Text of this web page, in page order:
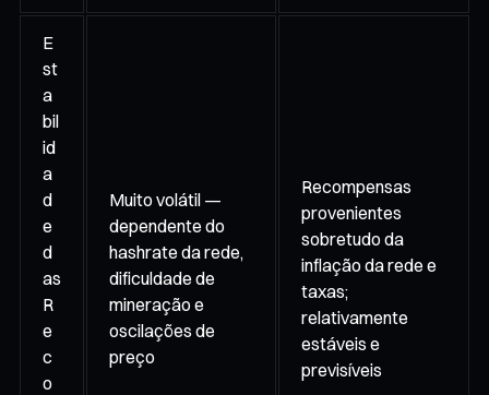
E
st
a
bil
id
a
d
e
d
as
R
e
c
o
Muito volátil —
dependente do
hashrate da rede,
dificuldade de
mineração e
oscilações de
preço
Recompensas
provenientes
sobretudo da
inflação da rede e
taxas;
relativamente
estáveis e
previsíveis